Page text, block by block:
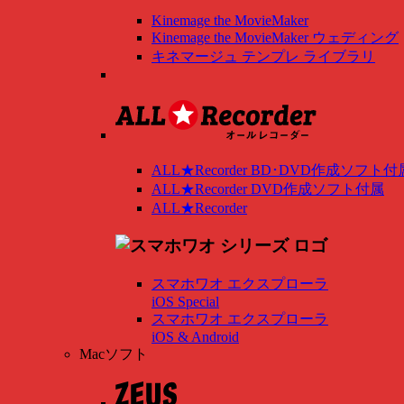
Kinemage the MovieMaker
Kinemage the MovieMaker ウェディング
キネマージュ テンプレ ライブラリ
ALL★Recorder BD･DVD作成ソフト付
ALL★Recorder DVD作成ソフト付属
ALL★Recorder
スマホワオ エクスプローラ
iOS Special
スマホワオ エクスプローラ
iOS & Android
Macソフト